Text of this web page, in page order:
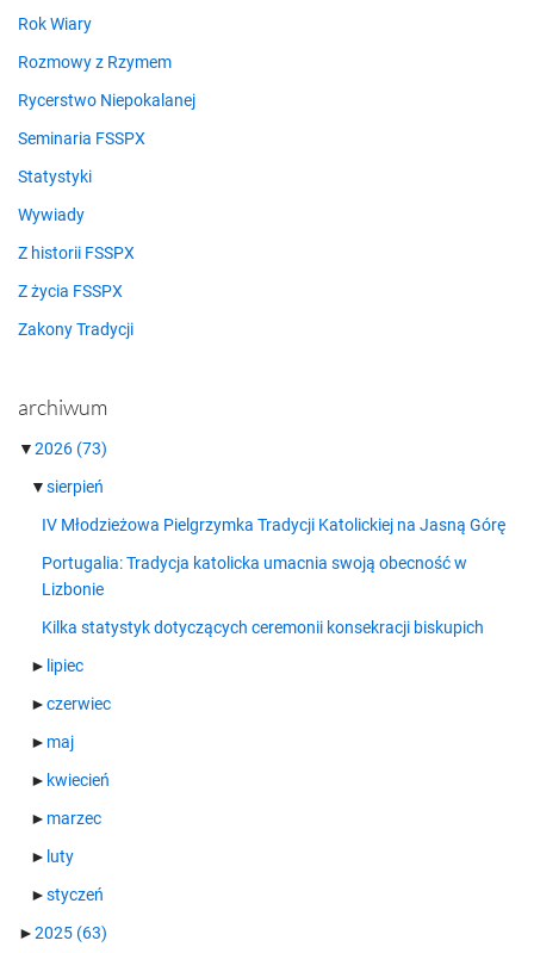
Rok Wiary
Rozmowy z Rzymem
Rycerstwo Niepokalanej
Seminaria FSSPX
Statystyki
Wywiady
Z historii FSSPX
Z życia FSSPX
Zakony Tradycji
archiwum
▼2026 (73)
▼sierpień
IV Młodzieżowa Pielgrzymka Tradycji Katolickiej na Jasną Górę
Portugalia: Tradycja katolicka umacnia swoją obecność w
Lizbonie
Kilka statystyk dotyczących ceremonii konsekracji biskupich
► lipiec
►czerwiec
► maj
► kwiecień
► marzec
► luty
►styczeń
►2025 (63)